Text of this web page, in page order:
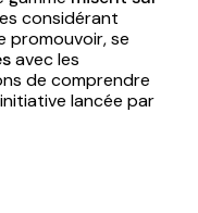
considérant
promouvoir, se
avec les
de comprendre
lancée par